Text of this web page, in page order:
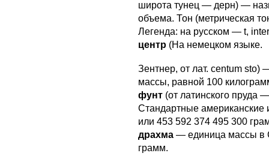
широта тунец — дерн) —
объема. Тон (метрическая
Легенда: на русском — t,
центр (На немецком языке.
Зентнер, от лат. centum sto)
массы, равной 100
фунт (от латинского
Стандартные американские
или 453 592 374 495 300
драхма — единица массы в
грамм.